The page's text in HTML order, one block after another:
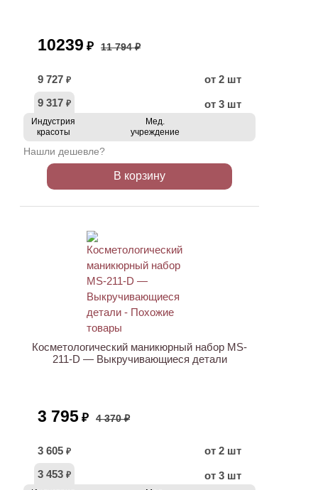
10239 ₽ 11 794 ₽
9 727 ₽
от 2 шт
9 317 ₽ от 3 шт
Индустрия
красоты
Мед.
учреждение
Нашли дешевле?
В корзину
Косметологический маникюрный набор MS-
211-D — Выкручивающиеся детали
3 795 ₽ 4 370 ₽
3 605 ₽
от 2 шт
3 453 ₽ от 3 шт